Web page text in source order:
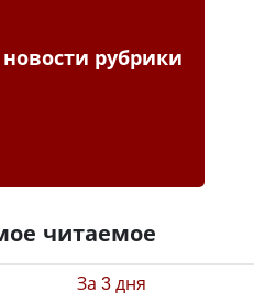
новости рубрики
читаемое
За 3 дня